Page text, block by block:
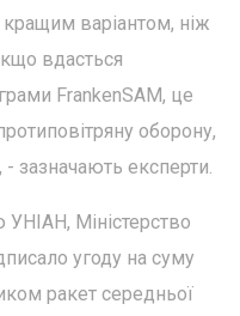
кращим варіантом, ніж
вдасться
FrankenSAM, це
оборону,
- зазначають експерти.
Міністерство
угоду на суму
ракет середньої